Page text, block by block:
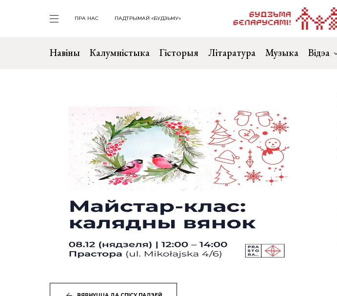
ПРА НАС ПАДТРЫМАЙ «БУДЗЬМУ»
Навіны Калумністыка Гісторыя Літаратура Музыка Відэа